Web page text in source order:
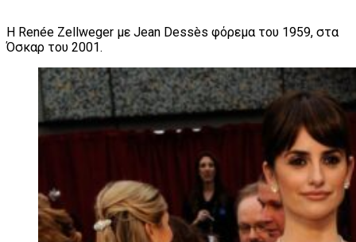
Η Renée Zellweger με Jean Dessès φόρεμα του 1959, στα
Όσκαρ του 2001.